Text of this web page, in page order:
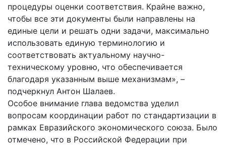
процедуры оценки соответствия. Крайне важно,
чтобы все эти документы были направлены на
единые цели и решать одни задачи, максимально
использовать единую терминологию и
соответствовать актуальному научно-
техническому уровню, что обеспечивается
благодаря указанным выше механизмам», –
подчеркнул Антон Шалаев.
Особое внимание глава ведомства уделил
вопросам координации работ по стандартизации в
рамках Евразийского экономического союза. Было
отмечено, что в Российской Федерации при